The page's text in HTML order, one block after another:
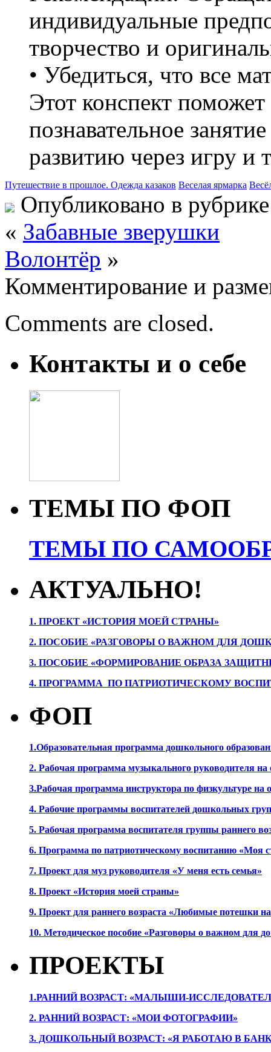
индивидуальные
творчество и
• Убедиться, что все
Этот конспект поможет
познавательное
развитию через игру и
Путешествие в прошлое. Одежда казаков Веселая ярмарка
Опубликовано в
« Забавные зверушки
Волонтёр »
Комментирование и
Comments are closed.
Контакты и о себе
ТЕМЫ ПО ФОП
ТЕМЫ ПО
АКТУАЛЬНО!
1. ПРОЕКТ «ИСТОРИЯ МОЕЙ СТРАНЫ»
2. ПОСОБИЕ «РАЗГОВОРЫ О ВАЖНОМ ДЛЯ
3. ПОСОБИЕ «ФОРМИРОВАНИЕ ОБРАЗА
4. ПРОГРАММА ПО ПАТРИОТИЧЕСКОМУ
ФОП
1.Образовательная программа дошкольного
2. Рабочая программа музыкального руководителя
3.Рабочая программа инструктора по физкультуре
4. Рабочие программы воспитателей дошкольных
5. Рабочая программа воспитателя группы раннего
6. Программа по патриотическому воспитанию «Моя
7. Проект для муз руководителя «У меня есть семья»
8. Проект «История моей страны»
9. Проект для раннего возраста «Любимые потешки
10. Методическое пособие «Разговоры о важном для
ПРОЕКТЫ
1.РАННИЙ ВОЗРАСТ: «МАЛЫШИ-
2. РАННИЙ ВОЗРАСТ: «МОИ ФОТОГРАФИИ»
3. ДОШКОЛЬНЫЙ ВОЗРАСТ: «Я РАБОТАЮ В